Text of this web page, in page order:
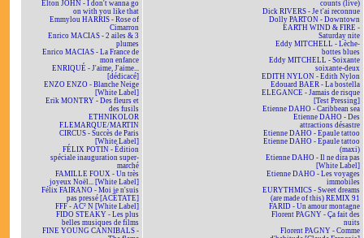
Elton JOHN - I don't wanna go
on with you like that
Emmylou HARRIS - Rose of
Cimarron
Enrico MACIAS - 2 ailes & 3
plumes
Enrico MACIAS - La France de
mon enfance
ENRIQUÉ - J'aime, J'aime...
[dédicacé]
ENZO ENZO - Blanche Neige
[White Label]
Erik MONTRY - Des fleurs et
des fusils
ETHNIKOLOR
F.LEMARQUE/MARTIN
CIRCUS - Succès de Paris
[White Label]
FÉLIX POTIN - Édition
spéciale inauguration super-
marché
FAMILLE FOUX - Un très
joyeux Noël... [White Label]
Félix FAIRANO - Moi je n'suis
pas pressé [ACÉTATE]
FFF - AC² N [White Label]
FIDO STEAKY - Les plus
belles musiques de films
FINE YOUNG CANNIBALS -
counts (live)
Dick RIVERS - Je t'ai reconnue
Dolly PARTON - Downtown
EARTH WIND & FIRE -
Saturday nite
Eddy MITCHELL - Lèche-
bottes blues
Eddy MITCHELL - Soixante
soixante-deux
EDITH NYLON - Edith Nylon
Edouard BAER - La bostella
ELEGANCE - Jamais de risque
[Test Pressing]
Etienne DAHO - Caribbean sea
Etienne DAHO - Des
attractions désastre
Etienne DAHO - Epaule tattoo
Etienne DAHO - Epaule tattoo
(maxi)
Etienne DAHO - Il ne dira pas
[White Label]
Etienne DAHO - Les voyages
immobiles
EURYTHMICS - Sweet dreams
(are made of this) REMIX 91
FARID - Un amour montagne
Florent PAGNY - Ça fait des
nuits
Florent PAGNY - Comme